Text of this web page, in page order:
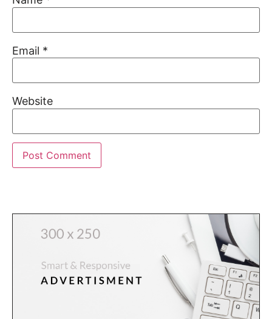
Email *
Website